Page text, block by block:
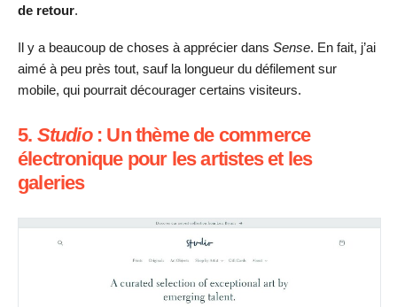
de retour.
Il y a beaucoup de choses à apprécier dans Sense. En fait, j’ai
aimé à peu près tout, sauf la longueur du défilement sur
mobile, qui pourrait décourager certains visiteurs.
5. Studio : Un thème de commerce
électronique pour les artistes et les
galeries